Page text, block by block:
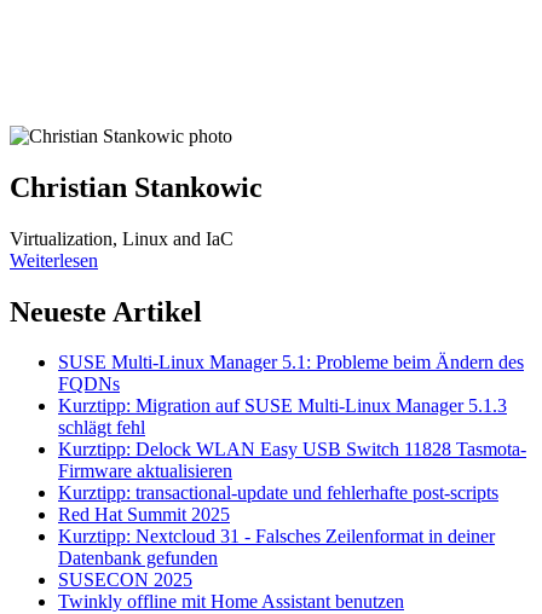
Christian Stankowic
Virtualization, Linux and IaC
Weiterlesen
Neueste Artikel
SUSE Multi-Linux Manager 5.1: Probleme beim Ändern des
FQDNs
Kurztipp: Migration auf SUSE Multi-Linux Manager 5.1.3
schlägt fehl
Kurztipp: Delock WLAN Easy USB Switch 11828 Tasmota-
Firmware aktualisieren
Kurztipp: transactional-update und fehlerhafte post-scripts
Red Hat Summit 2025
Kurztipp: Nextcloud 31 - Falsches Zeilenformat in deiner
Datenbank gefunden
SUSECON 2025
Twinkly offline mit Home Assistant benutzen